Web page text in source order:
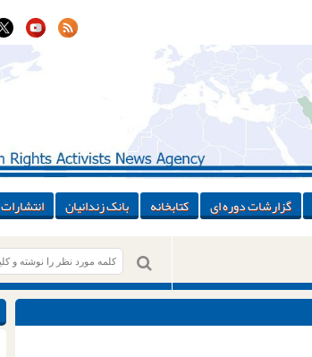
گزارشات دوره ای کتابخانه بانک زندانیان انتشارات